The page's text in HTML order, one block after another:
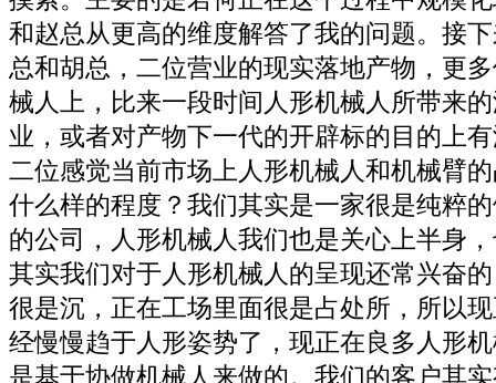
和赵总从更高的维度解答了我的问题。接
总和胡总，二位营业的现实落地产物，更
械人上，比来一段时间人形机械人所带来
业，或者对产物下一代的开辟标的目的上
二位感觉当前市场上人形机械人和机械臂
什么样的程度？我们其实是一家很是纯粹
的公司，人形机械人我们也是关心上半身
其实我们对于人形机械人的呈现还常兴奋
很是沉，正在工场里面很是占处所，所以
经慢慢趋于人形姿势了，现正在良多人形
是基于协做机械人来做的。我们的客户其